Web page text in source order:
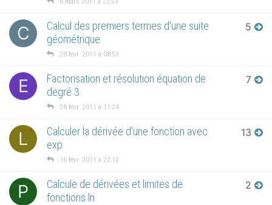
C
Calcul des premiers termes d'une suite
géométrique
28 févr. 2011 à 08:53
5
E
Factorisation et résolution équation de
degré 3
26 févr. 2011 à 11:24
7
L
Calculer la dérivée d'une fonction avec
exp
16 févr. 2011 à 22:12
13
P
Calcule de dérivées et limites de
fonctions ln
2